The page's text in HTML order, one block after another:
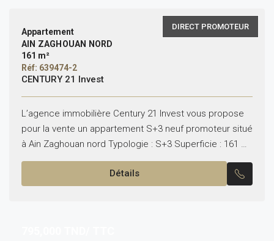
DIRECT PROMOTEUR
Appartement
AIN ZAGHOUAN NORD
161 m²
Réf: 639474-2
CENTURY 21 Invest
L’agence immobilière Century 21 Invest vous propose
pour la vente un appartement S+3 neuf promoteur situé
à Ain Zaghouan nord Typologie : S+3 Superficie : 161 m²
Il se compose de :...
Détails